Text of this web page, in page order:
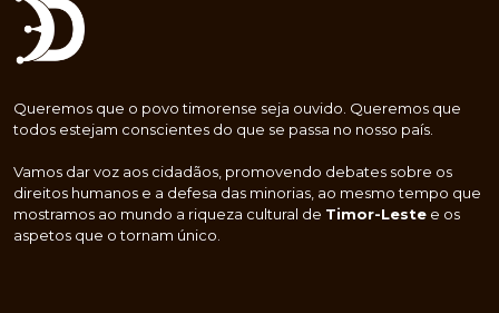
Queremos que o povo timorense seja ouvido. Queremos que
todos estejam conscientes do que se passa no nosso país.
Vamos dar voz aos cidadãos, promovendo debates sobre os
direitos humanos e a defesa das minorias, ao mesmo tempo que
mostramos ao mundo a riqueza cultural de Timor-Leste e os
aspetos que o tornam único.